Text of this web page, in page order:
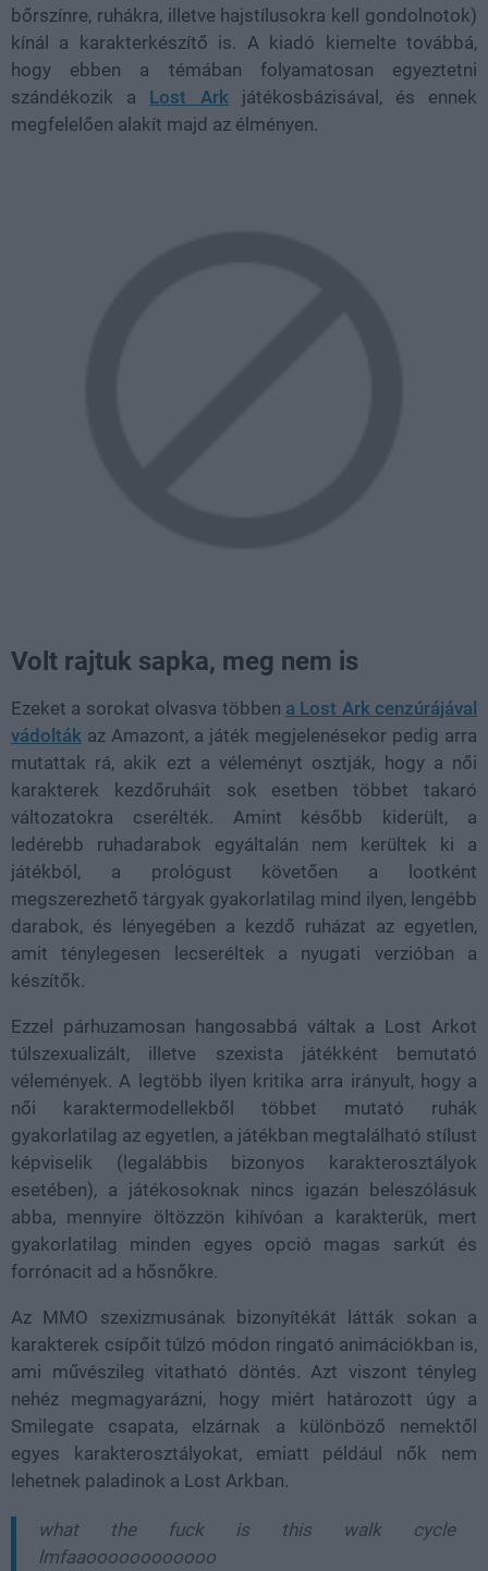
bőrszínre, ruhákra, illetve hajstílusokra kell gondolnotok)
kínál a karakterkészítő is. A kiadó kiemelte továbbá,
hogy ebben a témában folyamatosan egyeztetni
szándékozik a Lost Arkjátékosbázisával, és ennek
megfelelően alakít majd az élményen.
Volt rajtuk sapka, meg nem is
Ezeket a sorokat olvasva többen a Lost Ark cenzúrájával
vádolták az Amazont, a játék megjelenésekor pedig arra
mutattak rá, akik ezt a véleményt osztják, hogy a női
karakterek kezdőruháit sok esetben többet takaró
változatokra cserélték. Amint később kiderült, a
ledérebb ruhadarabok egyáltalán nem kerültek ki a
játékból, a prológust követően a lootként
megszerezhető tárgyak gyakorlatilag mind ilyen, lengébb
darabok, és lényegében a kezdő ruházat az egyetlen,
amit ténylegesen lecseréltek a nyugati verzióban a
készítők.
Ezzel párhuzamosan hangosabbá váltak a Lost Arkot
túlszexualizált, illetve szexista játékként bemutató
vélemények. A legtöbb ilyen kritika arra irányult, hogy a
női karaktermodellekből többet mutató ruhák
gyakorlatilag az egyetlen, a játékban megtalálható stílust
képviselik (legalábbis bizonyos karakterosztályok
esetében), a játékosoknak nincs igazán beleszólásuk
abba, mennyire öltözzön kihívóan a karakterük, mert
gyakorlatilag minden egyes opció magas sarkút és
forrónacit ad a hősnőkre.
Az MMO szexizmusának bizonyítékát látták sokan a
karakterek csípőit túlzó módon ringató animációkban is,
ami művészileg vitatható döntés. Azt viszont tényleg
nehéz megmagyarázni, hogy miért határozott úgy a
Smilegate csapata, elzárnak a különböző nemektől
egyes karakterosztályokat, emiatt például nők nem
lehetnek paladinok a Lost Arkban.
what the fuck is this walk cycle
lmfaaoooooooooooo